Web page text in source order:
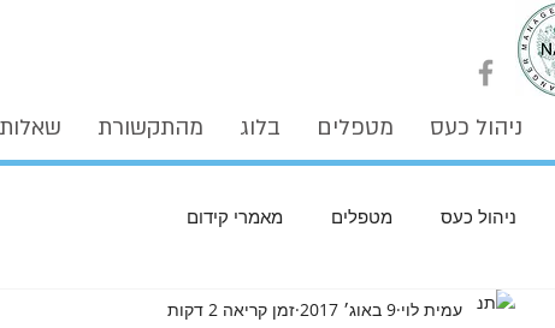
ניהול כעס מטפלים בלוג מהתקשורת
ניהול כעס מטפלים מאמרי קידום
עמית לוי 9 באוג׳ 2017 זמן קריאה 2 דקות